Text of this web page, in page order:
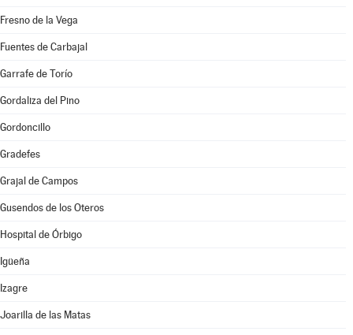
Fresno de la Vega
Fuentes de Carbajal
Garrafe de Torío
Gordaliza del Pino
Gordoncillo
Gradefes
Grajal de Campos
Gusendos de los Oteros
Hospital de Órbigo
Igüeña
Izagre
Joarilla de las Matas